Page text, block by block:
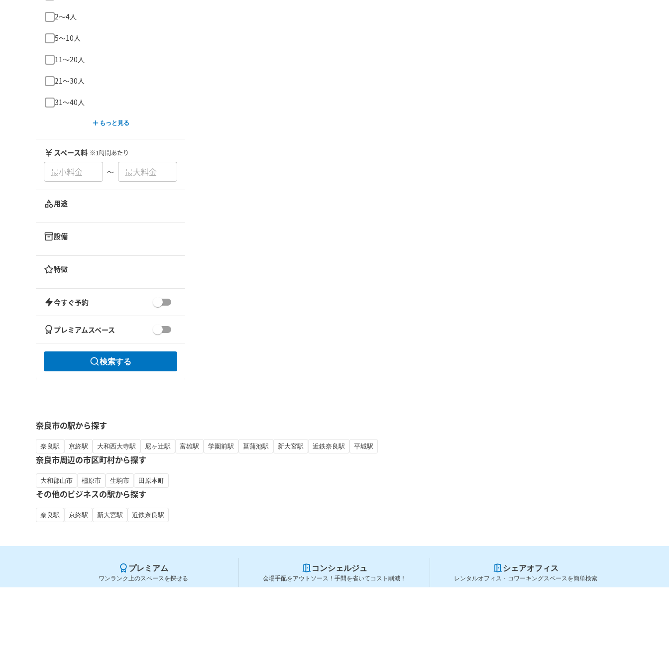
2〜4人
5〜10人
11〜20人
21〜30人
31〜40人
もっと見る
スペース料 ※1時間あたり
〜
用途
設備
特徴
今すぐ予約
プレミアムスペース
検索する
奈良市の駅から探す
奈良駅 京終駅 大和西大寺駅 尼ヶ辻駅 富雄駅 学園前駅 菖蒲池駅 新大宮駅 近鉄奈良駅 平城駅
奈良市周辺の市区町村から探す
大和郡山市 橿原市 生駒市 田原本町
その他のビジネスの駅から探す
奈良駅 京終駅 新大宮駅 近鉄奈良駅
プレミアム
ワンランク上のスペースを探せる
コンシェルジュ
会場手配をアウトソース！手間を省いてコスト削減！
シェアオフィス
レンタルオフィス・コワーキングスペースを簡単検索